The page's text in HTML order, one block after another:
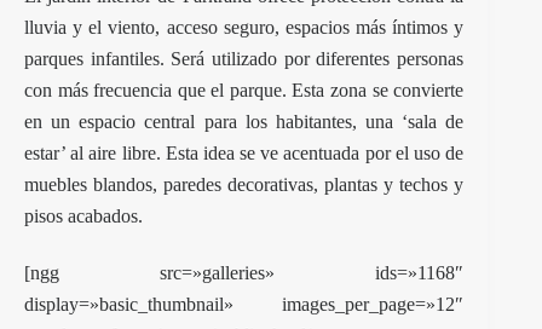
lluvia y el viento, acceso seguro, espacios más íntimos y
parques infantiles. Será utilizado por diferentes personas
con más frecuencia que el parque. Esta zona se convierte
en un espacio central para los habitantes, una ‘sala de
estar’ al aire libre. Esta idea se ve acentuada por el uso de
muebles blandos, paredes decorativas, plantas y techos y
pisos acabados.
[ngg src=»galleries» ids=»1168″
display=»basic_thumbnail» images_per_page=»12″